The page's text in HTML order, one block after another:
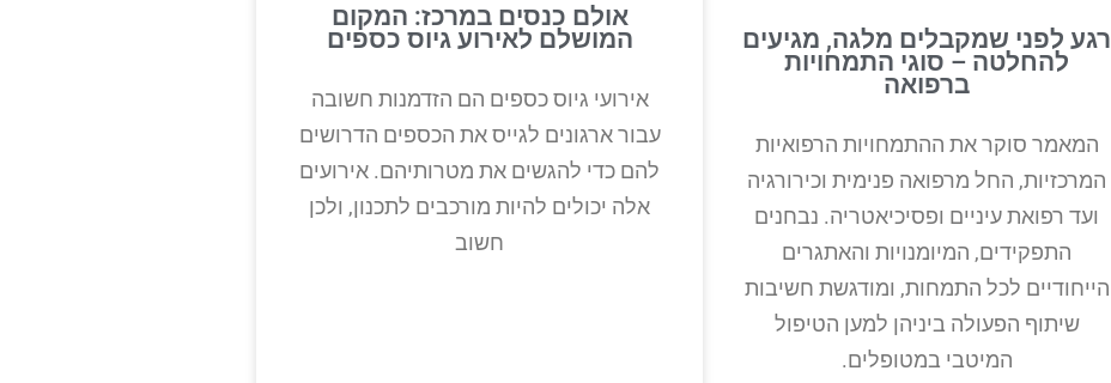
רגע לפני שמקבלים מלגה, מגיעים
להחלטה – סוגי התמחויות
ברפואה
המאמר סוקר את ההתמחויות הרפואיות
המרכזיות, החל מרפואה פנימית וכירורגיה
ועד רפואת עיניים ופסיכיאטריה. נבחנים
התפקידים, המיומנויות והאתגרים
הייחודיים לכל התמחות, ומודגשת חשיבות
שיתוף הפעולה ביניהן למען הטיפול
המיטבי במטופלים.
אולם כנסים במרכז: המקום
המושלם לאירוע גיוס כספים
אירועי גיוס כספים הם הזדמנות חשובה
עבור ארגונים לגייס את הכספים הדרושים
להם כדי להגשים את מטרותיהם. אירועים
אלה יכולים להיות מורכבים לתכנון, ולכן
חשוב